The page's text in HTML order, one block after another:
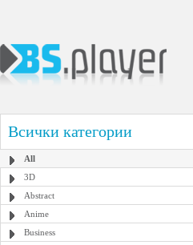
Всички категории
All
3D
Abstract
Anime
Business